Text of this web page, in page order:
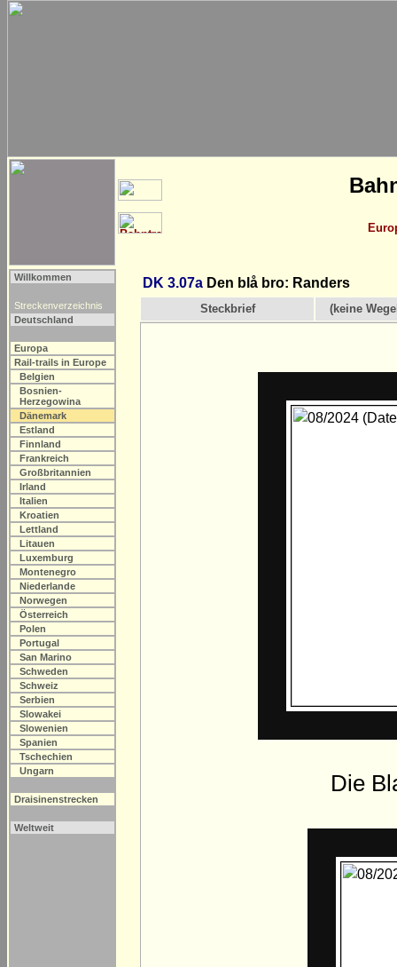
Willkommen
Streckenverzeichnis
Deutschland
Europa
Rail-trails in Europe
Belgien
Bosnien-
Herzegowina
Dänemark
Estland
Finnland
Frankreich
Großbritannien
Irland
Italien
Kroatien
Lettland
Litauen
Luxemburg
Montenegro
Niederlande
Norwegen
Österreich
Polen
Portugal
San Marino
Schweden
Schweiz
Serbien
Slowakei
Slowenien
Spanien
Tschechien
Ungarn
Draisinenstrecken
Weltweit
DK 3.07a Den blå bro: Randers
Steckbrief (keine
Die